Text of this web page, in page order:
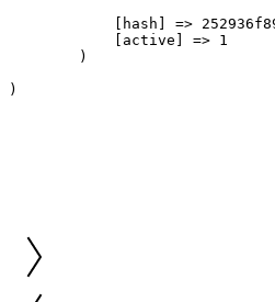
[hash] =>
            [active] => 1
        )